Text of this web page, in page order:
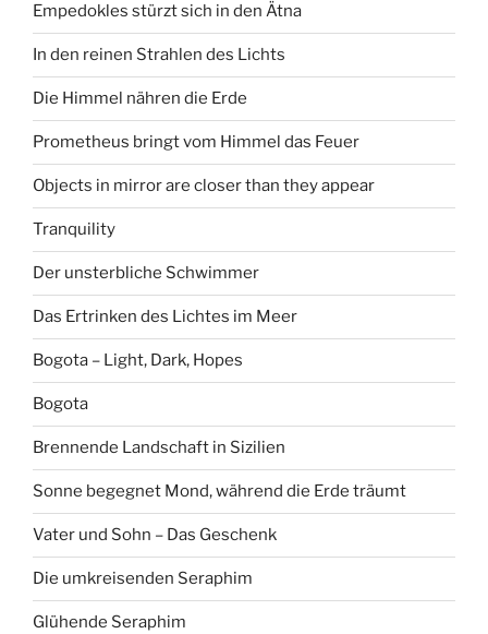
Empedokles stürzt sich in den Ätna
In den reinen Strahlen des Lichts
Die Himmel nähren die Erde
Prometheus bringt vom Himmel das Feuer
Objects in mirror are closer than they appear
Tranquility
Der unsterbliche Schwimmer
Das Ertrinken des Lichtes im Meer
Bogota – Light, Dark, Hopes
Bogota
Brennende Landschaft in Sizilien
Sonne begegnet Mond, während die Erde träumt
Vater und Sohn – Das Geschenk
Die umkreisenden Seraphim
Glühende Seraphim